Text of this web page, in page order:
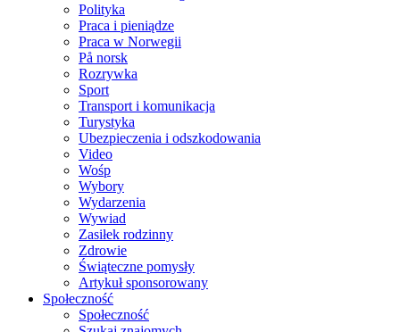
Polityka
Praca i pieniądze
Praca w Norwegii
På norsk
Rozrywka
Sport
Transport i komunikacja
Turystyka
Ubezpieczenia i odszkodowania
Video
Wośp
Wybory
Wydarzenia
Wywiad
Zasiłek rodzinny
Zdrowie
Świąteczne pomysły
Artykuł sponsorowany
Społeczność
Społeczność